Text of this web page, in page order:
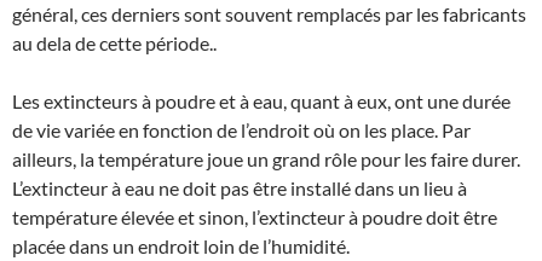
général, ces derniers sont souvent remplacés par les fabricants
au dela de cette période..
Les extincteurs à poudre et à eau, quant à eux, ont une durée
de vie variée en fonction de l’endroit où on les place. Par
ailleurs, la température joue un grand rôle pour les faire durer.
L’extincteur à eau ne doit pas être installé dans un lieu à
température élevée et sinon, l’extincteur à poudre doit être
placée dans un endroit loin de l’humidité.